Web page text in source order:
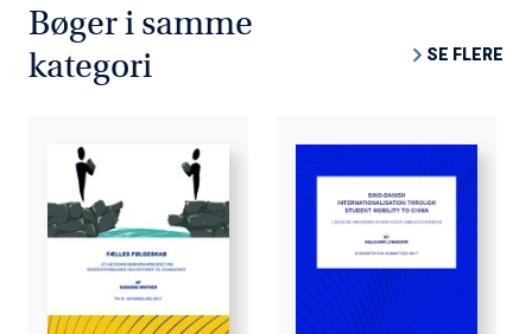
Bøger i samme
kategori
SE FLERE